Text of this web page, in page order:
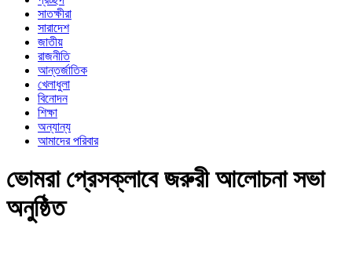
সাতক্ষীরা
সারাদেশ
জাতীয়
রাজনীতি
আন্তর্জাতিক
খেলাধুলা
বিনোদন
শিক্ষা
অন্যান্য
আমাদের পরিবার
ভোমরা প্রেসক্লাবে জরুরী আলোচনা সভা
অনুষ্ঠিত